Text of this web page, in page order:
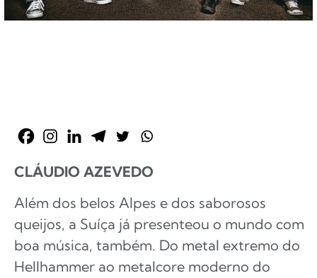
CLÁUDIO AZEVEDO
Além dos belos Alpes e dos saborosos
queijos, a Suíça já presenteou o mundo com
boa música, também. Do metal extremo do
Hellhammer ao metalcore moderno do